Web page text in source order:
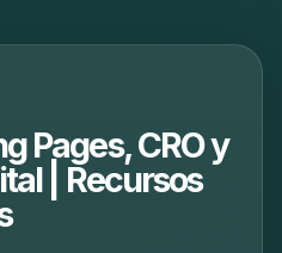
Pages, CRO y
| Recursos